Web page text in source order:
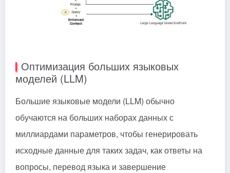
Оптимизация больших языковых
моделей (LLM)
Большие языковые модели (LLM) обычно
обучаются на больших наборах данных с
миллиардами параметров, чтобы генерировать
исходные данные для таких задач, как ответы на
вопросы, перевод языка и завершение